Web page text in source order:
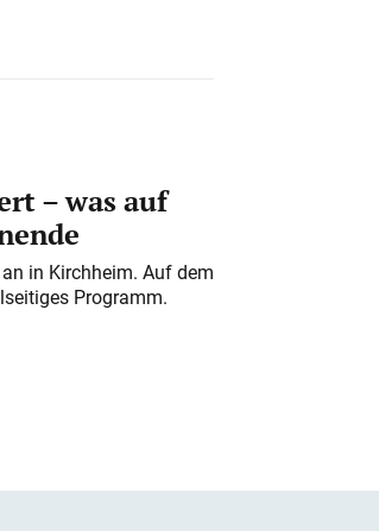
– was auf
in Kirchheim. Auf dem
Programm.